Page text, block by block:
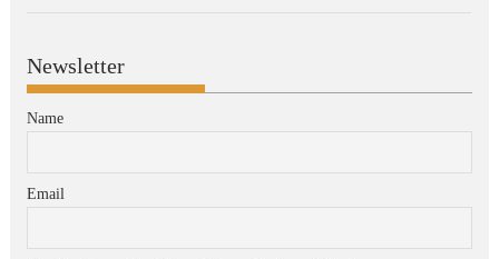
Newsletter
Name
Email